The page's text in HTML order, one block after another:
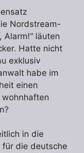
Nordstream-
Alarm!“ läuten
Hatte nicht
exklusiv
habe im
einen
in die
die deutsche